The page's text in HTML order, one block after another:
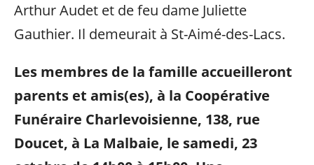
Arthur Audet et de feu dame Juliette
Gauthier. Il demeurait à St-Aimé-des-Lacs.
Les membres de la famille accueilleront
parents et amis(es), à la Coopérative
Funéraire Charlevoisienne, 138, rue
Doucet, à La Malbaie, le samedi, 23